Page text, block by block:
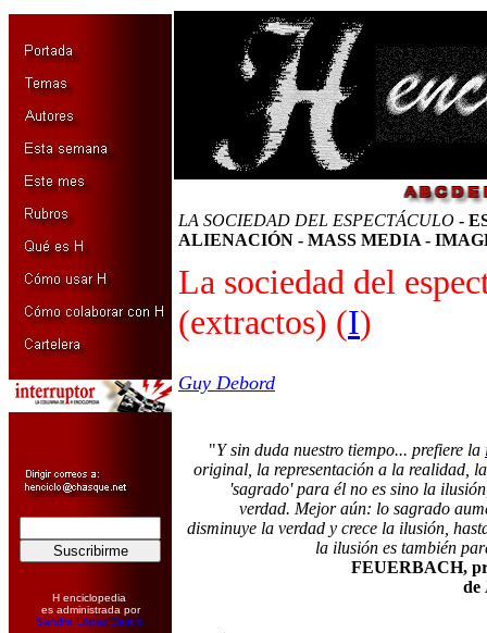
H enciclopedia
es administrada por
Sandra López Desivo
LA SOCIEDAD DEL ESPECTÁCULO -
ALIENACIÓN - MASS MEDIA -
La sociedad del
(extractos) (I)
Guy Debord
"Y sin duda nuestro tiempo... prefiere la
original, la representación a la realidad,
'sagrado' para él no es sino la
verdad. Mejor aún: lo sagrado
disminuye la verdad y crece la ilusión,
la ilusión es también
FEUERBACH,
de